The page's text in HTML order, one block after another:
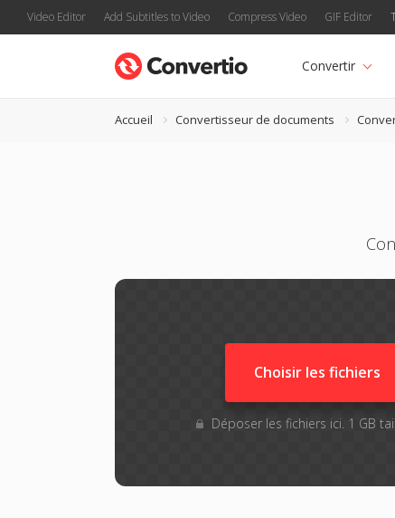
Video Editor Add Subtitles to Video Compress Video GIF Editor
Convertir
Accueil Convertisseur de documents
Choisir les fichiers
Déposer les fichiers ici. 1 GB